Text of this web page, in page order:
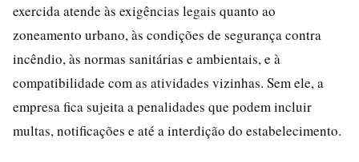
exercida atende às exigências legais quanto ao
zoneamento urbano, às condições de segurança contra
incêndio, às normas sanitárias e ambientais, e à
compatibilidade com as atividades vizinhas. Sem ele, a
empresa fica sujeita a penalidades que podem incluir
multas, notificações e até a interdição do estabelecimento.